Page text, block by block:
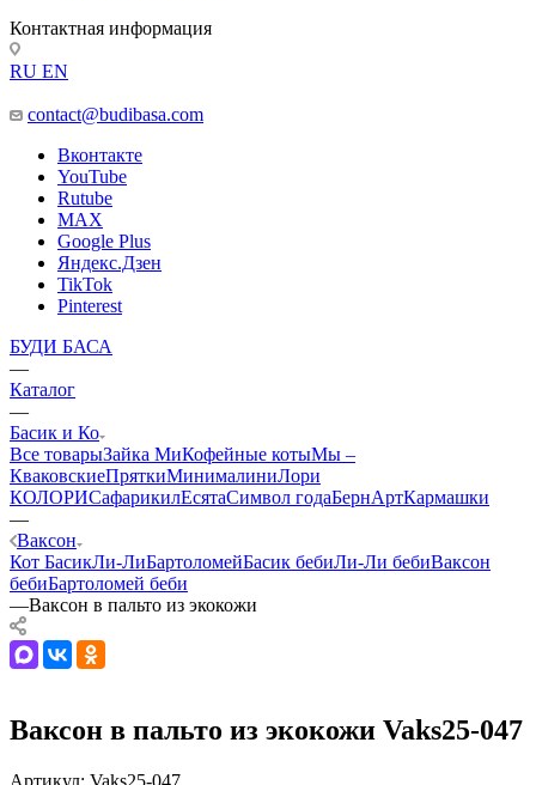
Контактная информация
RU EN
contact@budibasa.com
Вконтакте
YouTube
Rutube
MAX
Google Plus
Яндекс.Дзен
TikTok
Pinterest
БУДИ БАСА
—
Каталог
—
Басик и Ко
Все товарыЗайка МиКофейные котыМы –
КваковскиеПряткиМинималиниЛори
КОЛОРИСафарикилЕсятаСимвол годаБернАртКармашки
—
Ваксон
Кот БасикЛи-ЛиБартоломейБасик бебиЛи-Ли бебиВаксон
бебиБартоломей беби
—Ваксон в пальто из экокожи
Ваксон в пальто из экокожи Vaks25-047
Артикул: Vaks25-047